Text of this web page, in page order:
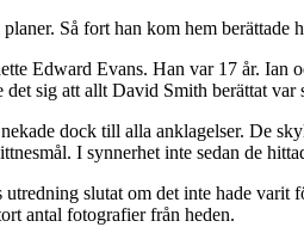
Så fort han kom hem
Edward Evans. Han var 17 år.
sig att allt David Smith berättat
dock till alla anklagelser. De
I synnerhet inte sedan de
slutat om det inte hade
antal fotografier från heden.